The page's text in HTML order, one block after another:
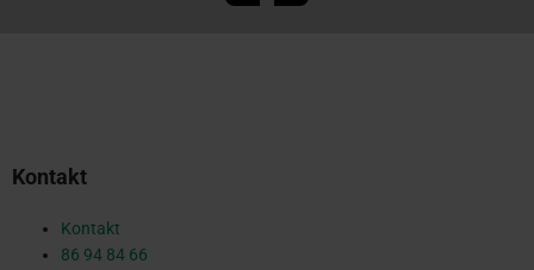
Kontakt
Kontakt
86 94 84 66